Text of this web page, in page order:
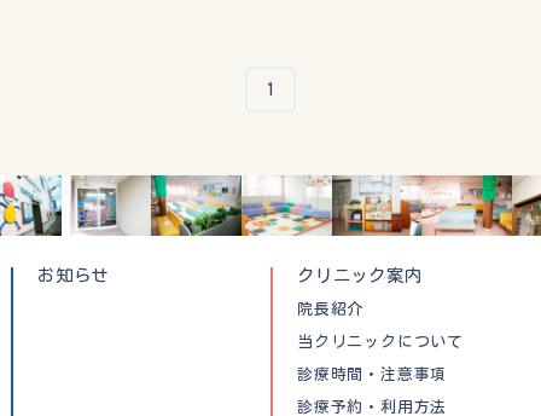
1
お知らせ クリニック案内
院長紹介
当クリニックについて
診療時間・注意事項
診療予約・利用方法